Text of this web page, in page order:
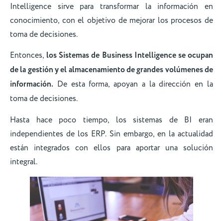
Intelligence sirve para transformar la información en
conocimiento, con el objetivo de mejorar los procesos de
toma de decisiones.
Entonces, los Sistemas de Business Intelligence se ocupan
de la gestión y el almacenamiento de grandes volúmenes de
información. De esta forma, apoyan a la dirección en la
toma de decisiones.
Hasta hace poco tiempo, los sistemas de BI eran
independientes de los ERP. Sin embargo, en la actualidad
están integrados con ellos para aportar una solución
integral.